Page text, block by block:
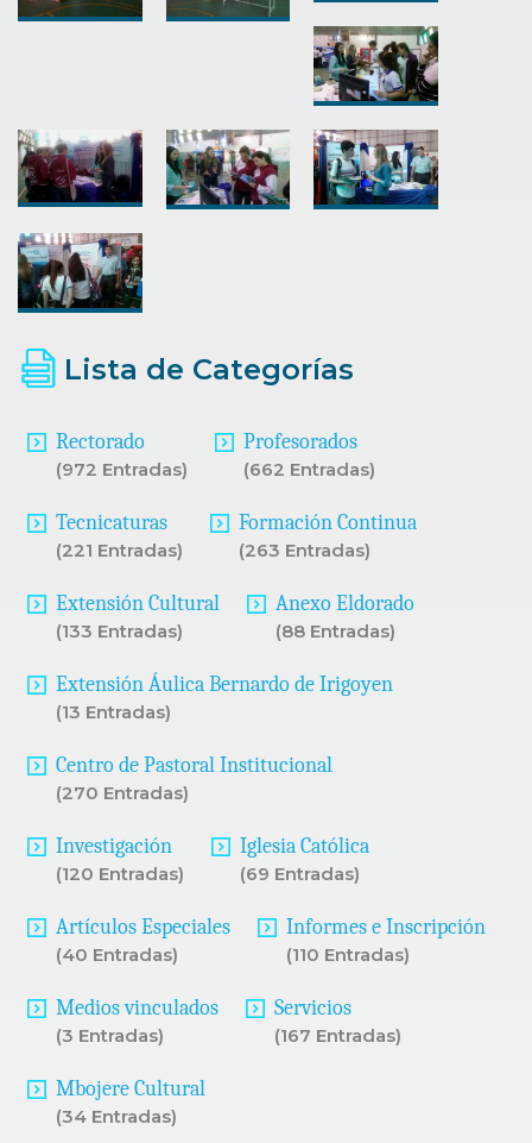
Lista de Categorías
Rectorado
(972 Entradas)
Profesorados
(662 Entradas)
Tecnicaturas
(221 Entradas)
Formación Continua
(263 Entradas)
Extensión Cultural
(133 Entradas)
Anexo Eldorado
(88 Entradas)
Extensión Áulica Bernardo de Irigoyen
(13 Entradas)
Centro de Pastoral Institucional
(270 Entradas)
Investigación
(120 Entradas)
Iglesia Católica
(69 Entradas)
Artículos Especiales
(40 Entradas)
Informes e Inscripción
(110 Entradas)
Medios vinculados
(3 Entradas)
Servicios
(167 Entradas)
Mbojere Cultural
(34 Entradas)